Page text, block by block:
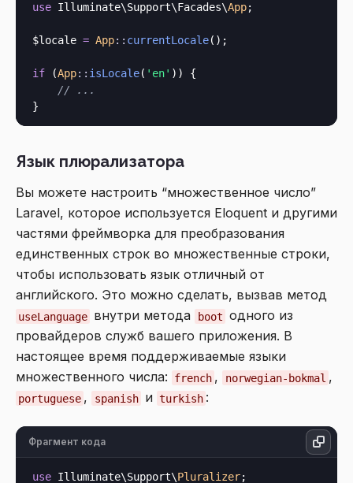
use Illuminate\Support\Facades\App;
$locale = App:: currentLocale();
if (App:: isLocale( 'en' )) {
// ...
Язык плюрализатора
Вы можете настроить “множественное число”
Laravel, которое используется Eloquent и другими
частями фреймворка для преобразования
единственных строк во множественные строки,
чтобы использовать язык отличный от
английского. Это можно сделать, вызвав метод
useLanguage внутри метода boot одного из
провайдеров служб вашего приложения. В
настоящее время поддерживаемые языки
множественного числа:
french , norwegian-bokmal ,
portuguese , spanish и turkish :
Фрагмент кода
use Illuminate\Support\Pluralizer;